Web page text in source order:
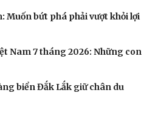
Muốn bứt phá phải vượt khỏi lợi
Nam 7 tháng 2026: Những con
biển Đắk Lắk giữ chân du